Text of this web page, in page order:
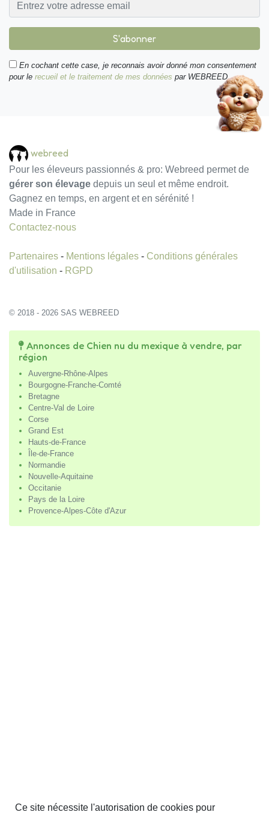
Ce site nécessite l'autorisation de cookies pour
S'abonner
En cochant cette case, je reconnais avoir donné mon consentement
pour le recueil et le traitement de mes données par WEBREED.
webreed
Pour les éleveurs passionnés & pro: Webreed permet de
gérer son élevage depuis un seul et même endroit.
Gagnez en temps, en argent et en sérénité !
Made in France
Contactez-nous
Partenaires - Mentions légales - Conditions générales
d'utilisation - RGPD
© 2018 - 2026 SAS WEBREED
Annonces de Chien nu du mexique à vendre, par
région
Auvergne-Rhône-Alpes
Bourgogne-Franche-Comté
Bretagne
Centre-Val de Loire
Corse
Grand Est
Hauts-de-France
Île-de-France
Normandie
Nouvelle-Aquitaine
Occitanie
Pays de la Loire
Provence-Alpes-Côte d'Azur